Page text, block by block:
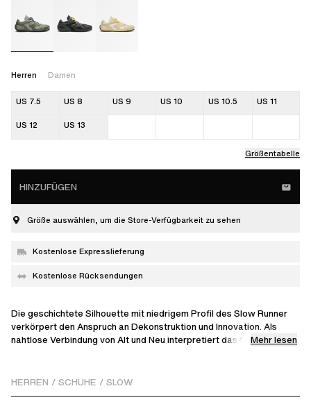
Herren Damen
US 7.5 US 8 US 9 US 10 US 10.5 US 11
US 12 US 13
Größentabelle
HINZUFÜGEN
Größe auswählen, um die Store-Verfügbarkeit zu sehen
Kostenlose Expresslieferung
Kostenlose Rücksendungen
Die geschichtete Silhouette mit niedrigem Profil des Slow Runner
verkörpert den Anspruch an Dekonstruktion und Innovation. Als
nahtlose Verbindung von Alt und Neu interpretiert das Obermaterial
sitzt auf einer schlanken, flachen Außensohle mit einem
einzigartigen, strickinspirierten Finish, das Designelemente aus
Mehr lesen
HERREN / SCHUHE / SLOW